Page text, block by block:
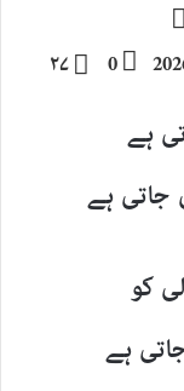
Follow
email
0 ۲۷
ہے
جاتی ہے
کو
ہے